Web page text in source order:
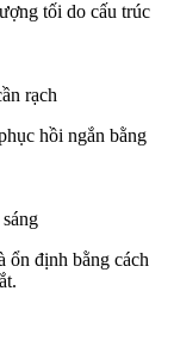
tối do cấu trúc
rạch
hồi ngắn bằng
ổn định bằng cách